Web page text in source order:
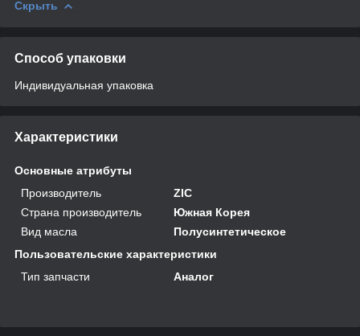
Скрыть
Способ упаковки
Индивидуальная упаковка
Характеристики
Основные атрибуты
Производитель
ZIC
Страна производитель
Южная Корея
Вид масла
Полусинтетическое
Пользовательские характеристики
Тип запчасти
Аналог